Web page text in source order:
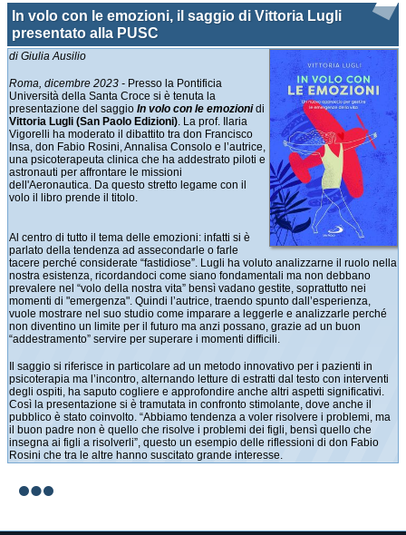
In volo con le emozioni, il saggio di Vittoria Lugli
presentato alla PUSC
di Giulia Ausilio
Roma, dicembre 2023 - Presso la Pontificia
Università della Santa Croce si è tenuta la
presentazione del saggio In volo con le emozionidi
Vittoria Lugli (San Paolo Edizioni) . La prof. Ilaria
Vigorelli ha moderato il dibattito tra don Francisco
Insa, don Fabio Rosini, Annalisa Consolo e l’autrice,
una psicoterapeuta clinica che ha addestrato piloti e
astronauti per affrontare le missioni
dell'Aeronautica. Da questo stretto legame con il
volo il libro prende il titolo.
Al centro di tutto il tema delle emozioni: infatti si è
parlato della tendenza ad assecondarle o farle
tacere perché considerate “fastidiose”. Lugli ha voluto analizzarne il ruolo nella
nostra esistenza, ricordandoci come siano fondamentali ma non debbano
prevalere nel “volo della nostra vita” bensì vadano gestite, soprattutto nei
momenti di "emergenza". Quindi l’autrice, traendo spunto dall’esperienza,
vuole mostrare nel suo studio come imparare a leggerle e analizzarle perché
non diventino un limite per il futuro ma anzi possano, grazie ad un buon
“addestramento” servire per superare i momenti difficili.
Il saggio si riferisce in particolare ad un metodo innovativo per i pazienti in
psicoterapia ma l’incontro, alternando letture di estratti dal testo con interventi
degli ospiti, ha saputo cogliere e approfondire anche altri aspetti significativi.
Così la presentazione si è tramutata in confronto stimolante, dove anche il
pubblico è stato coinvolto. “Abbiamo tendenza a voler risolvere i problemi, ma
il buon padre non è quello che risolve i problemi dei figli, bensì quello che
insegna ai figli a risolverli”, questo un esempio delle riflessioni di don Fabio
Rosini che tra le altre hanno suscitato grande interesse.